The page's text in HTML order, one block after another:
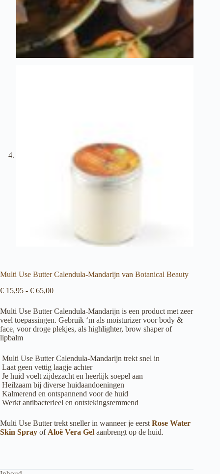
Multi Use Butter Calendula-Mandarijn van Botanical Beauty
€ 15,95 - € 65,00Prijsklasse:
tot
€ 65,00
Multi Use Butter Calendula-Mandarijn is een product met zeer
veel toepassingen. Gebruik ‘m als moisturizer voor body &
face, voor droge plekjes, als highlighter, brow shaper of
lipbalm
Multi Use Butter Calendula-Mandarijn trekt snel in
Laat geen vettig laagje achter
Je huid voelt zijdezacht en heerlijk soepel aan
Heilzaam bij diverse huidaandoeningen
Kalmerend en ontspannend voor de huid
Werkt antibacterieel en ontstekingsremmend
Multi Use Butter trekt sneller in wanneer je eerst Rose Water
Skin Spray of Aloë Vera Gel aanbrengt op de huid.